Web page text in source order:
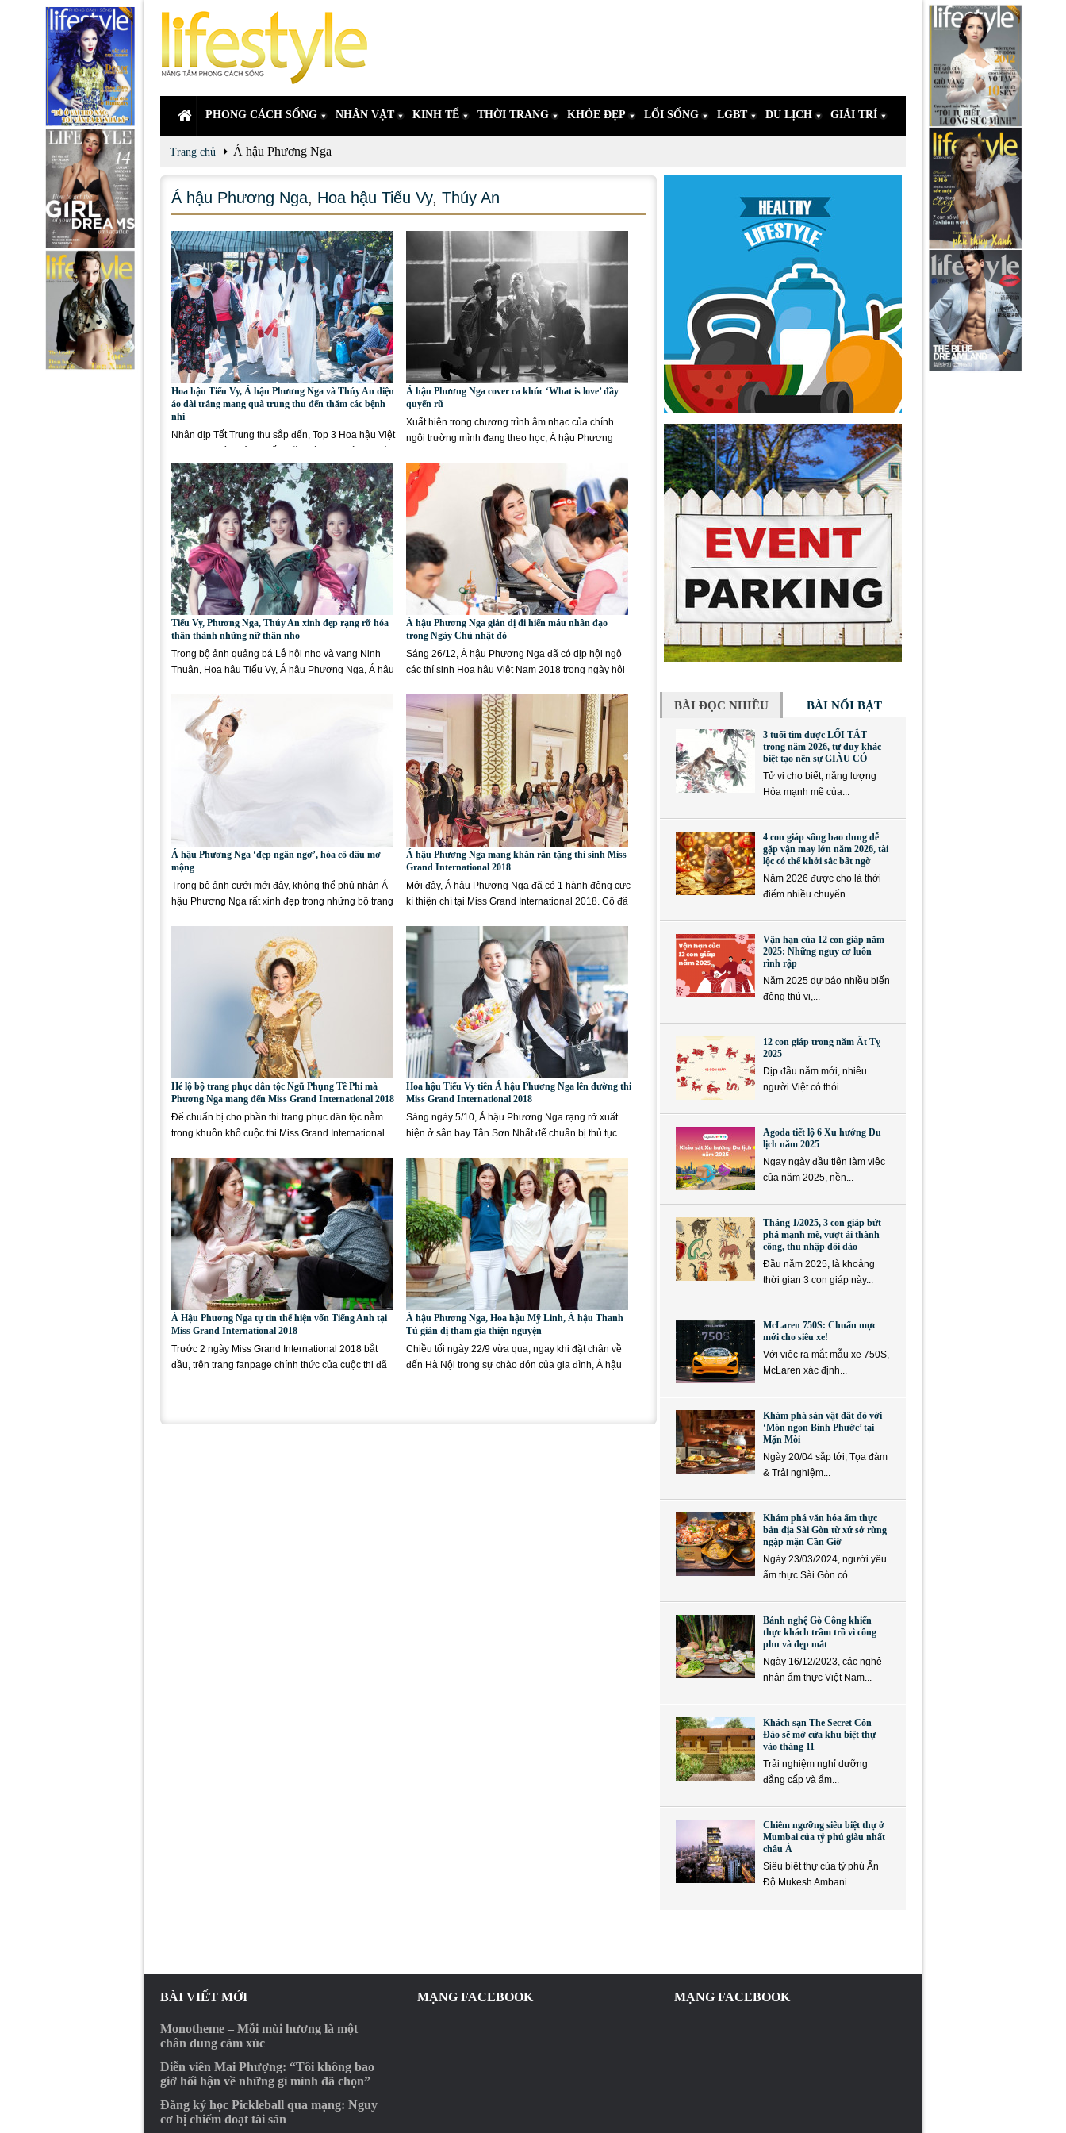
PHONG CÁCH SỐNG NHÂN VẬT KINH TẾ THỜI TRANG KHỎE ĐẸP LỐI SỐNG LGBT DU LỊCH GIẢI TRÍ
Trang chủ Á hậu Phương Nga
Á hậu Phương Nga, Hoa hậu Tiểu Vy, Thúy An
Hoa hậu Tiểu Vy, Á hậu Phương Nga và Thúy An diện
áo dài trắng mang quà trung thu đến thăm các bệnh
nhi
Nhân dịp Tết Trung thu sắp đến, Top 3 Hoa hậu Việt
bệnh nhi tại Bệnh...
Á hậu Phương Nga cover ca khúc ‘What is love’ đầy
quyến rũ
Xuất hiện trong chương trình âm nhạc của chính
ngôi trường mình đang theo học, Á hậu Phương
Tiểu Vy, Phương Nga, Thúy An xinh đẹp rạng rỡ hóa
thân thành những nữ thần nho
Trong bộ ảnh quảng bá Lễ hội nho và vang Ninh
Thuận, Hoa hậu Tiểu Vy, Á hậu Phương Nga, Á hậu
Á hậu Phương Nga giản dị đi hiến máu nhân đạo
trong Ngày Chủ nhật đỏ
Sáng 26/12, Á hậu Phương Nga đã có dịp hội ngộ
các thí sinh Hoa hậu Việt Nam 2018 trong ngày hội
Á hậu Phương Nga ‘đẹp ngẩn ngơ’, hóa cô dâu mơ
mộng
Trong bộ ảnh cưới mới đây, không thể phủ nhận Á
hậu Phương Nga rất xinh đẹp trong những bộ trang
Á hậu Phương Nga mang khăn rằn tặng thí sinh Miss
Grand International 2018
Mới đây, Á hậu Phương Nga đã có 1 hành động cực
kì thiện chí tại Miss Grand International 2018. Cô đã
Hé lộ bộ trang phục dân tộc Ngũ Phụng Tề Phi mà
Phương Nga mang đến Miss Grand International 2018
Để chuẩn bị cho phần thi trang phục dân tộc nằm
trong khuôn khổ cuộc thi Miss Grand International
Hoa hậu Tiểu Vy tiễn Á hậu Phương Nga lên đường thi
Miss Grand International 2018
Sáng ngày 5/10, Á hậu Phương Nga rạng rỡ xuất
hiện ở sân bay Tân Sơn Nhất để chuẩn bị thủ tục
Á Hậu Phương Nga tự tin thể hiện vốn Tiếng Anh tại
Miss Grand International 2018
Trước 2 ngày Miss Grand International 2018 bắt
đầu, trên trang fanpage chính thức của cuộc thi đã
Á hậu Phương Nga, Hoa hậu Mỹ Linh, Á hậu Thanh
Tú giản dị tham gia thiện nguyện
Chiều tối ngày 22/9 vừa qua, ngay khi đặt chân về
đến Hà Nội trong sự chào đón của gia đình, Á hậu
BÀI ĐỌC NHIỀU BÀI NỔI BẬT
3 tuổi tìm được LỐI TẮT
trong năm 2026, tư duy khác
biệt tạo nên sự GIÀU CÓ
Tử vi cho biết, năng lượng
Hỏa mạnh mẽ của...
4 con giáp sống bao dung dễ
gặp vận may lớn năm 2026, tài
lộc có thể khởi sắc bất ngờ
Năm 2026 được cho là thời
điểm nhiều chuyển...
Vận hạn của 12 con giáp năm
2025: Những nguy cơ luôn
rình rập
Năm 2025 dự báo nhiều biến
động thú vị,...
12 con giáp trong năm Ất Tỵ
2025
Dịp đầu năm mới, nhiều
người Việt có thói...
Agoda tiết lộ 6 Xu hướng Du
lịch năm 2025
Ngay ngày đầu tiên làm việc
của năm 2025, nền...
Tháng 1/2025, 3 con giáp bứt
phá mạnh mẽ, vượt ải thành
công, thu nhập dồi dào
Đầu năm 2025, là khoảng
thời gian 3 con giáp này...
McLaren 750S: Chuẩn mực
mới cho siêu xe!
Với việc ra mắt mẫu xe 750S,
McLaren xác định...
Khám phá sản vật đất đỏ với
‘Món ngon Bình Phước’ tại
Mặn Mòi
Ngày 20/04 sắp tới, Tọa đàm
& Trải nghiệm...
Khám phá văn hóa ẩm thực
bản địa Sài Gòn từ xứ sở rừng
ngập mặn Cần Giờ
Ngày 23/03/2024, người yêu
ẩm thực Sài Gòn có...
Bánh nghệ Gò Công khiến
thực khách trầm trồ vì công
phu và đẹp mắt
Ngày 16/12/2023, các nghệ
nhân ẩm thực Việt Nam...
Khách sạn The Secret Côn
Đảo sẽ mở cửa khu biệt thự
vào tháng 11
Trải nghiệm nghỉ dưỡng
đẳng cấp và ẩm...
Chiêm ngưỡng siêu biệt thự ở
Mumbai của tỷ phú giàu nhất
châu Á
Siêu biệt thự của tỷ phú Ấn
Độ Mukesh Ambani...
BÀI VIẾT MỚI
Monotheme – Mỗi mùi hương là một
chân dung cảm xúc
Diễn viên Mai Phượng: “Tôi không bao
giờ hối hận về những gì mình đã chọn”
Đăng ký học Pickleball qua mạng: Nguy
cơ bị chiếm đoạt tài sản
MẠNG FACEBOOK MẠNG FACEBOOK